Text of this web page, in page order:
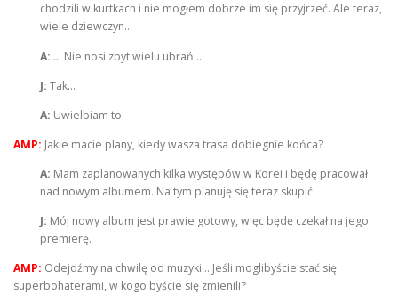
chodzili w kurtkach i nie mogłem dobrze im się przyjrzeć. Ale teraz,
wiele dziewczyn…
A: … Nie nosi zbyt wielu ubrań…
J: Tak…
A: Uwielbiam to.
AMP: Jakie macie plany, kiedy wasza trasa dobiegnie końca?
A: Mam zaplanowanych kilka występów w Korei i będę pracował
nad nowym albumem. Na tym planuję się teraz skupić.
J: Mój nowy album jest prawie gotowy, więc będę czekał na jego
premierę.
AMP: Odejdźmy na chwilę od muzyki… Jeśli moglibyście stać się
superbohaterami, w kogo byście się zmienili?